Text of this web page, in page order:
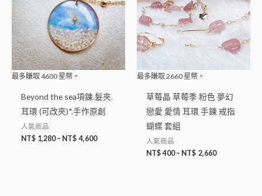
最多賺取4600 星幣。
Beyond the sea項鍊.髮夾.
耳環 (可改夾)*.手作原創
人氣商品
NT$ 1,280– NT$ 4,600
最多賺取2660 星幣。
草莓晶 草莓季 粉色 夢幻
戀愛 愛情 耳環 手鍊 戒指
蝴蝶 套組
人氣商品
NT$ 400– NT$ 2,660